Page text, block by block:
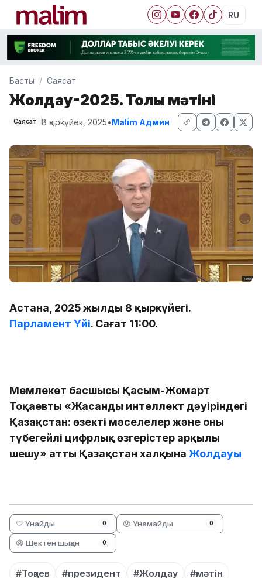
RU
Басты Саясат
Жолдау-2025. Толық мәтіні
Саясат 8 қыркүйек, 2025•Malim Админ
Астана, 2025 жылдың 8 қыркүйегі.
Парламент Үйі. Сағат 11:00.
Мемлекет басшысы Қасым-Жомарт
Тоқаевтың «Жасанды интеллект дәуіріндегі
Қазақстан: өзекті мәселелер және оны
түбегейлі цифрлық өзгерістер арқылы
шешу» атты Қазақстан халқына Жолдауы
🤍 Ұнайды 0 😞 Ұнамайды 0
😡 Шектен шыққан 0
#Тоқаев #президент #Жолдау
#мәтін